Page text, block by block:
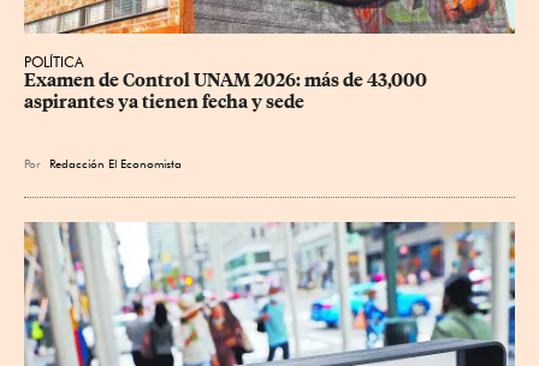
POLÍTICA
Examen de Control UNAM 2026: más de 43,000
aspirantes ya tienen fecha y sede
Por Redacción El Economista